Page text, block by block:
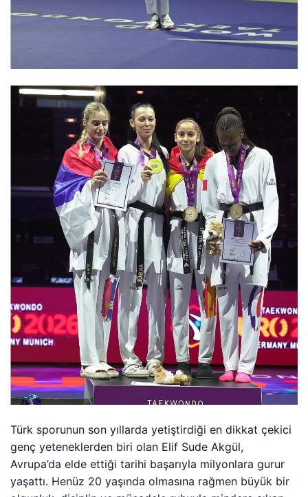
Türk sporunun son yıllarda yetiştirdiği en dikkat çekici
genç yeteneklerden biri olan Elif Sude Akgül,
Avrupa’da elde ettiği tarihi başarıyla milyonlara gurur
yaşattı. Henüz 20 yaşında olmasına rağmen büyük bir